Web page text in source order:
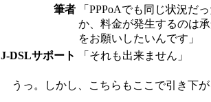
筆者
「PPPoAでも同じ状況だ
か、料金が発生するのは
をお願いしたいんです」
J-DSLサポート
「それも出来ません」
うっ。しかし、こちらもここで引き下